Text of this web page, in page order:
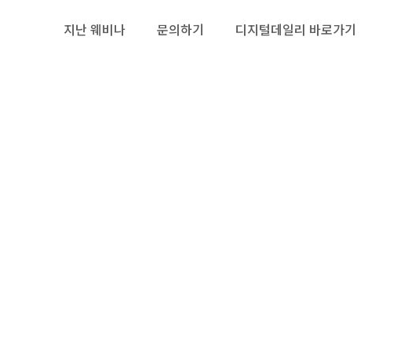
지난 웨비나 문의하기 디지털데일리 바로가기